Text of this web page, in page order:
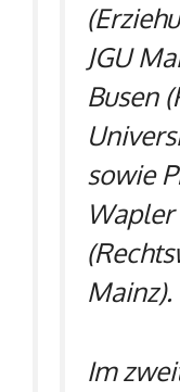
JGU
Busen
sowie
Wapler
Mainz).
Im